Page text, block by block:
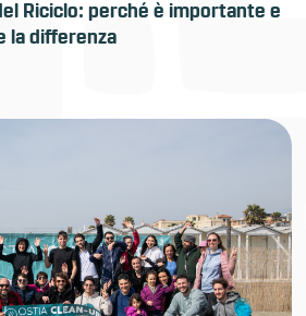
Riciclo: perché è importante e
la differenza